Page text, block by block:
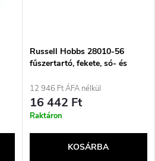
Russell Hobbs 28010-56
fűszertartó, fekete, só- és
12 946 Ft ÁFA nélkül
16 442 Ft
Raktáron
KOSÁRBA